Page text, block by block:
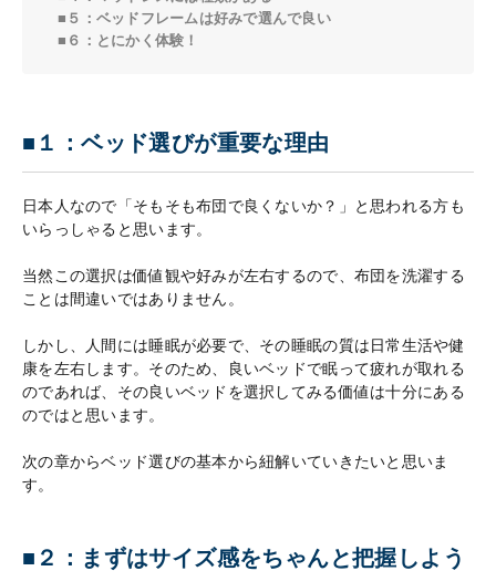
■５：ベッドフレームは好みで選んで良い
■６：とにかく体験！
■１：ベッド選びが重要な理由
日本人なので「そもそも布団で良くないか？」と思われる方も
いらっしゃると思います。
当然この選択は価値観や好みが左右するので、布団を洗濯する
ことは間違いではありません。
しかし、人間には睡眠が必要で、その睡眠の質は日常生活や健
康を左右します。そのため、良いベッドで眠って疲れが取れる
のであれば、その良いベッドを選択してみる価値は十分にある
のではと思います。
次の章からベッド選びの基本から紐解いていきたいと思いま
す。
■２：まずはサイズ感をちゃんと把握しよう